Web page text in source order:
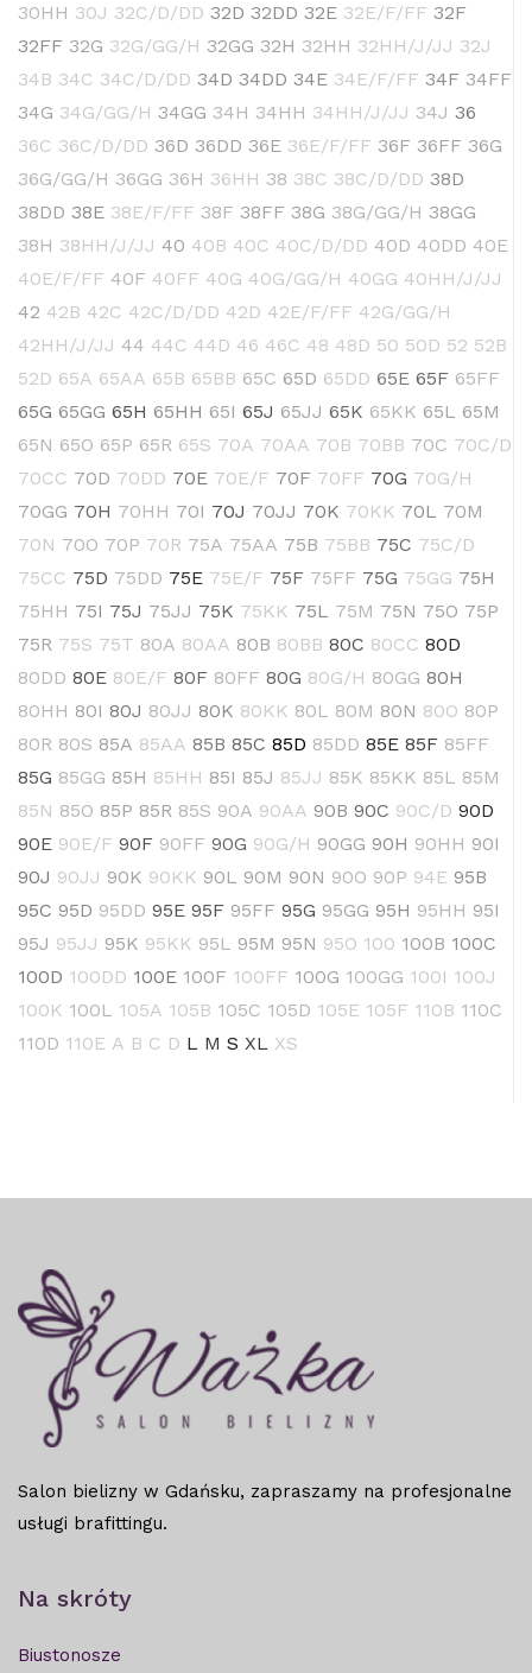
30HH 30J 32C/D/DD 32D 32DD 32E 32E/F/FF 32F
32FF 32G 32G/GG/H 32GG 32H 32HH 32HH/J/JJ 32J
34B 34C 34C/D/DD 34D 34DD 34E 34E/F/FF 34F 34FF
34G 34G/GG/H 34GG 34H 34HH 34HH/J/JJ 34J 36
36C 36C/D/DD 36D 36DD 36E 36E/F/FF 36F 36FF 36G
36G/GG/H 36GG 36H 36HH 38 38C 38C/D/DD 38D
38DD 38E 38E/F/FF 38F 38FF 38G 38G/GG/H 38GG
38H 38HH/J/JJ 40 40B 40C 40C/D/DD 40D 40DD 40E
40E/F/FF 40F 40FF 40G 40G/GG/H 40GG 40HH/J/JJ
42 42B 42C 42C/D/DD 42D 42E/F/FF 42G/GG/H
42HH/J/JJ 44 44C 44D 46 46C 48 48D 50 50D 52 52B
52D 65A 65AA 65B 65BB 65C 65D 65DD 65E 65F 65FF
65G 65GG 65H 65HH 65I 65J 65JJ 65K 65KK 65L 65M
65N 65O 65P 65R 65S 70A 70AA 70B 70BB 70C 70C/D
70CC 70D 70DD 70E 70E/F 70F 70FF 70G 70G/H
70GG 70H 70HH 70I 70J 70JJ 70K 70KK 70L 70M
70N 70O 70P 70R 75A 75AA 75B 75BB 75C 75C/D
75CC 75D 75DD 75E 75E/F 75F 75FF 75G 75GG 75H
75HH 75I 75J 75JJ 75K 75KK 75L 75M 75N 75O 75P
75R 75S 75T 80A 80AA 80B 80BB 80C 80CC 80D
80DD 80E 80E/F 80F 80FF 80G 80G/H 80GG 80H
80HH 80I 80J 80JJ 80K 80KK 80L 80M 80N 80O 80P
80R 80S 85A 85AA 85B 85C 85D 85DD 85E 85F 85FF
85G 85GG 85H 85HH 85I 85J 85JJ 85K 85KK 85L 85M
85N 85O 85P 85R 85S 90A 90AA 90B 90C 90C/D 90D
90E 90E/F 90F 90FF 90G 90G/H 90GG 90H 90HH 90I
90J 90JJ 90K 90KK 90L 90M 90N 90O 90P 94E 95B
95C 95D 95DD 95E 95F 95FF 95G 95GG 95H 95HH 95I
95J 95JJ 95K 95KK 95L 95M 95N 95O 100 100B 100C
100D 100DD 100E 100F 100FF 100G 100GG 100I 100J
100K 100L 105A 105B 105C 105D 105E 105F 110B 110C
110D 110E A B C D L M S XL XS
Salon bielizny w Gdańsku, zapraszamy na profesjonalne
usługi brafittingu.
Na skróty
Biustonosze